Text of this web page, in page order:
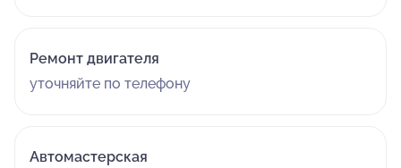
Ремонт двигателя
уточняйте по телефону
Автомастерская